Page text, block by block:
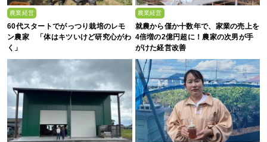
農業経営
60代スタートでがっつり栽培のレモ
ン農家 「体はキツいけど研究心がわ
く」
農業経営
就農から僅か十数年で、家業の売上を
4倍増の2億円超に！農家の次男が手
がけた経営改善